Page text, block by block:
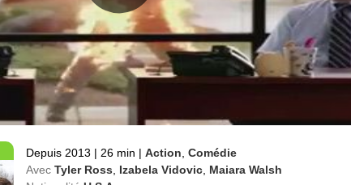
Depuis 2013 | 26 min | Action Comédie
Avec Tyler Ross Izabela Vidovic Maiara Walsh